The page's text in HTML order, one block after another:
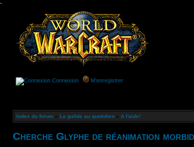
-
Connexion M’enregistrer
Index du forum » La guilde au quotidien » A l'aide!
Cherche Glyphe de réanimation